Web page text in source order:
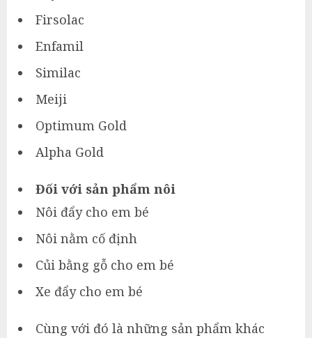
Firsolac
Enfamil
Similac
Meiji
Optimum Gold
Alpha Gold
Đối với sản phẩm nôi
Nôi đẩy cho em bé
Nôi nằm cố định
Củi bằng gỗ cho em bé
Xe đẩy cho em bé
Cùng với đó là những sản phẩm khác